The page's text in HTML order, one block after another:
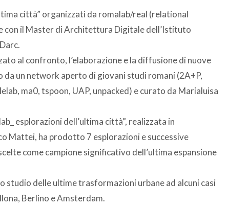
città” organizzati da romalab/real (relational
il Master di Architettura Digitale dell’Istituto
al confronto, l’elaborazione e la diffusione di nuove
un network aperto di giovani studi romani (2A+P,
ma0, tspoon, UAP, unpacked) e curato da Marialuisa
esplorazioni dell’ultima città”, realizzata in
Mattei, ha prodotto 7 esplorazioni e successive
come campione significativo dell’ultima espansione
studio delle ultime trasformazioni urbane ad alcuni casi
Berlino e Amsterdam.